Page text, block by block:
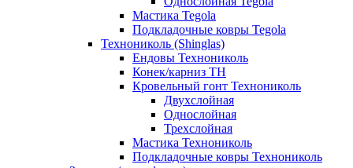
Мастика Tegola
Подкладочные ковры Tegola
Технониколь (Shinglas)
Ендовы Технониколь
Конек/карниз ТН
Кровельный гонт Технониколь
Двухслойная
Однослойная
Трехслойная
Мастика Технониколь
Подкладочные ковры Технониколь